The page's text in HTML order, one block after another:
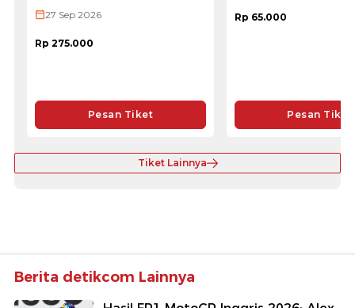
27 Sep 2026
Rp 275.000
Pesan Tiket
Rp 65.000
Pesan Tiket
Tiket Lainnya
Berita detikcom Lainnya